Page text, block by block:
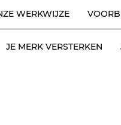
WERKWIJZE
JE MERK VERSTERKEN